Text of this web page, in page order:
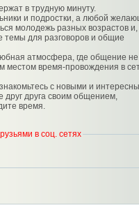
в трудную минуту.
и подростки, а любой
молодежь разных возрастов
темы для разговоров и общие
атмосфера, где общение не
местом время-провождения в
с новыми и
друг друга своим общением,
время.
в соц. сетях